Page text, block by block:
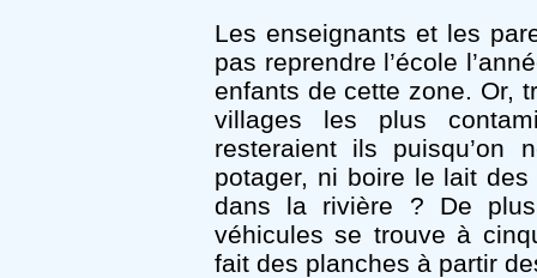
Les enseignants et les
pas reprendre l’école
enfants de cette zone. Or,
villages les plus
resteraient ils puisqu’on
potager, ni boire le lait
dans la rivière ? De
véhicules se trouve à
fait des planches à partir